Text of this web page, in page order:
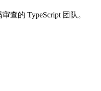
查的 TypeScript 团队。